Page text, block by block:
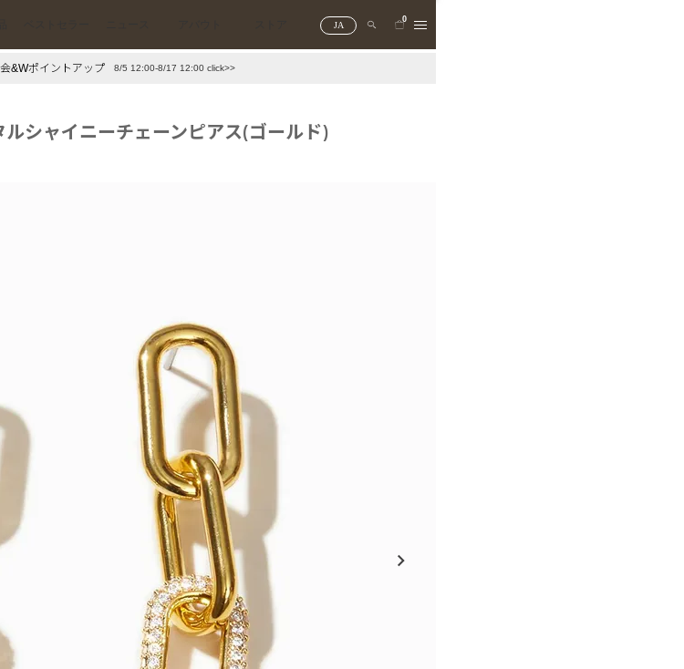
JA
0
セ） ＃写真映えアクセ
&Wポイントアップ 8/5 12:00-8/17 12:00 click>>
ルシャイニーチェーンピアス(ゴールド)